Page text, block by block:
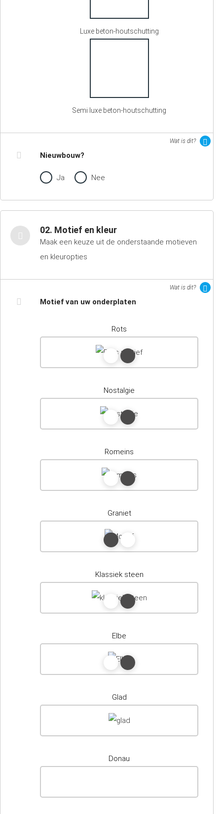
Luxe beton-houtschutting
Semi luxe beton-houtschutting
Wat is dit?
Nieuwbouw?
Ja Nee
02. Motief en kleur
Maak een keuze uit de onderstaande motieven
en kleuropties
Wat is dit?
Motief van uw onderplaten
Rots
Nostalgie
Romeins
Graniet
Klassiek steen
Elbe
Glad
Donau